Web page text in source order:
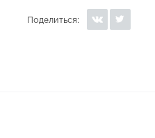
Поделиться: